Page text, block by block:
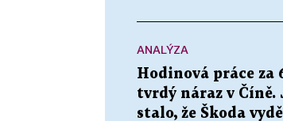
ANALÝZA
Hodinová práce za
tvrdý náraz v Číně.
stalo, že Škoda